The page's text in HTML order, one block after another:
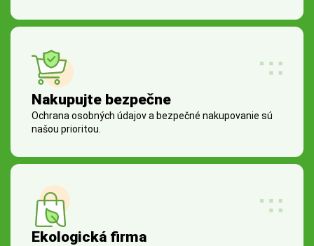
Nakupujte bezpečne
Ochrana osobných údajov a bezpečné nakupovanie sú
našou prioritou.
Ekologická firma